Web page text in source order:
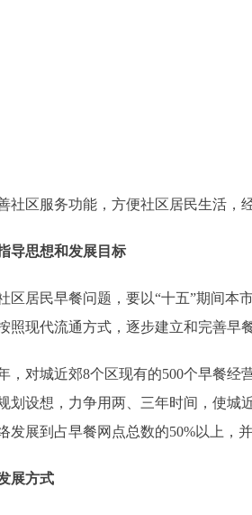
北京概况
绿色北京
区服务功能，方便社区居民生活，
导思想和发展目标
居民早餐问题，要以“十五”期间本市
照现代流通方式，逐步建立和完善早
对城近郊8个区现有的500个早餐经
划设想，力争用两、三年时间，使城
发展到占早餐网点总数的50%以上，
方式